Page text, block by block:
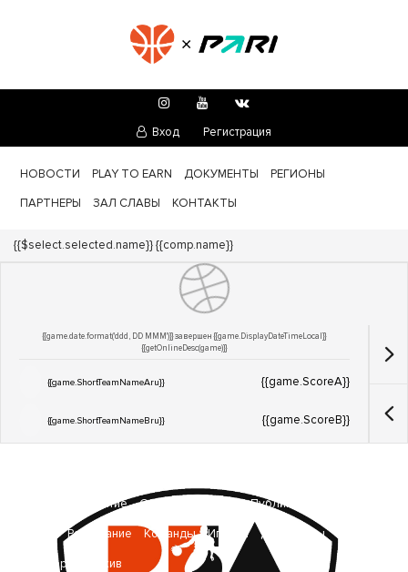
Вход Регистрация
НОВОСТИ PLAY TO EARN ДОКУМЕНТЫ
РЕГИОНЫ
ПАРТНЕРЫ
ЗАЛ СЛАВЫ КОНТАКТЫ
Турнир:
{{$select.selected.name}}{{comp.name}}
{{game.date.format('ddd, DD MMM')}} завершен{{game.DisplayDateTimeLocal}}
{{getOnlineDesc(game)}}
{{game.ShortTeamNameAru}} {{game.ScoreA}}
{{game.ShortTeamNameBru}} {{game.ScoreB}}
Развитие Старт Плейофф Публикации
Расписание Команды Игроки
Документы
Партнеры
Архив